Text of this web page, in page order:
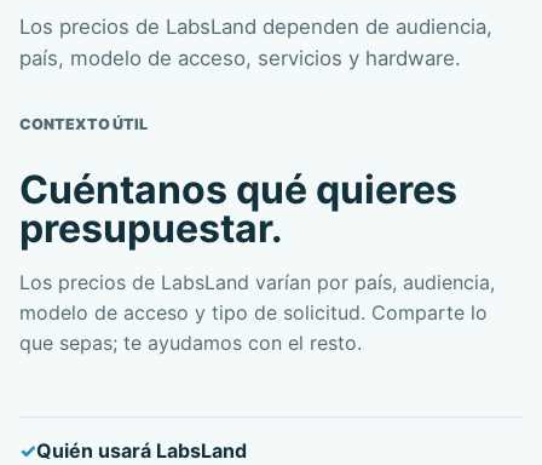
Los precios de LabsLand dependen de audiencia,
país, modelo de acceso, servicios y hardware.
CONTEXTO ÚTIL
Cuéntanos qué quieres
presupuestar.
Los precios de LabsLand varían por país, audiencia,
modelo de acceso y tipo de solicitud. Comparte lo
que sepas; te ayudamos con el resto.
Quién usará LabsLand